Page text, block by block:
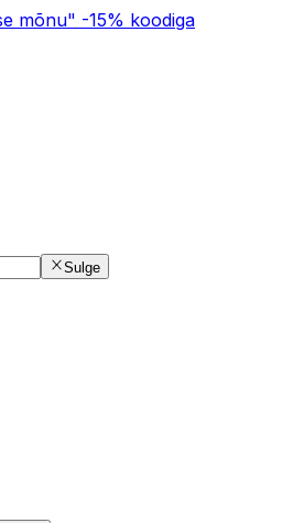
mõnu" -15% koodiga
Sulge